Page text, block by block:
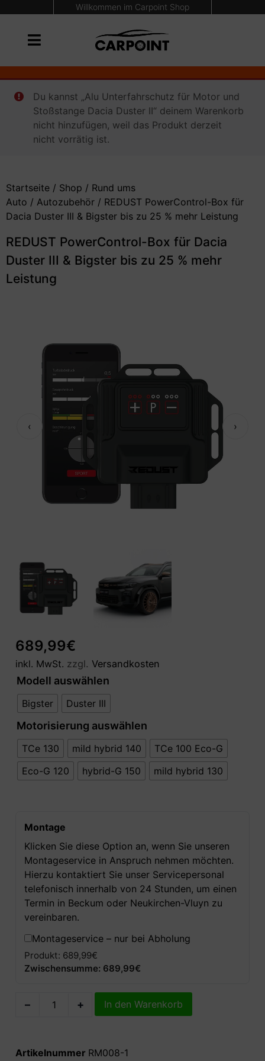
Willkommen im Carpoint Shop
Du kannst „Alu Unterfahrschutz für Motor und
Stoßstange Dacia Duster II“ deinem Warenkorb
nicht hinzufügen, weil das Produkt derzeit
nicht vorrätig ist.
Startseite / Shop / Rund ums
Auto / Autozubehör / REDUST PowerControl-Box für
Dacia Duster III & Bigster bis zu 25 % mehr Leistung
REDUST PowerControl-Box für Dacia
Duster III & Bigster bis zu 25 % mehr
Leistung
‹ ›
689,99€
inkl. MwSt. zzgl. Versandkosten
Modell auswählen
Bigster Duster III
Motorisierung auswählen
TCe 130 mild hybrid 140
TCe 100 Eco-G
Eco-G 120
hybrid-G 150 mild hybrid 130
Montage
Klicken Sie diese Option an, wenn Sie unseren
Montageservice in Anspruch nehmen möchten.
Hierzu kontaktiert Sie unser Servicepersonal
telefonisch innerhalb von 24 Stunden, um einen
Termin in Beckum oder Neukirchen-Vluyn zu
vereinbaren.
Montageservice – nur bei Abholung
Produkt: 689,99€
Zwischensumme: 689,99€
– + In den Warenkorb
Artikelnummer RM008-1